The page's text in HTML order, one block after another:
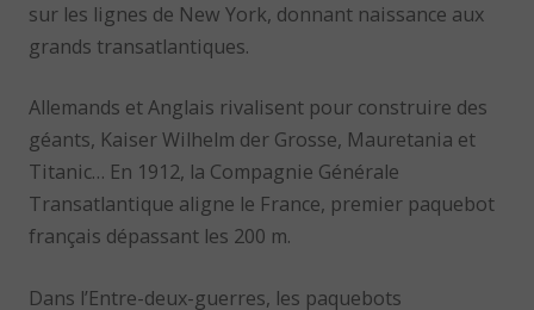
sur les lignes de New York, donnant naissance aux
grands transatlantiques.
Allemands et Anglais rivalisent pour construire des
géants, Kaiser Wilhelm der Grosse, Mauretania et
Titanic… En 1912, la Compagnie Générale
Transatlantique aligne le France, premier paquebot
français dépassant les 200 m.
Dans l’Entre-deux-guerres, les paquebots